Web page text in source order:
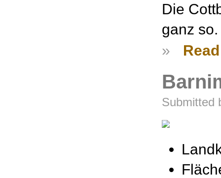
Die
ganz so.
»
Submitted